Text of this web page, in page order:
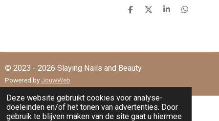
Deze website gebruikt cookies voor analyse-
doeleinden en/of het tonen van advertenties. Door
gebruik te blijven maken van de site gaat u hiermee
D
D
S
D
© 2023 - 2026 Slaying Nails and Beauty
Powered by JouwWeb